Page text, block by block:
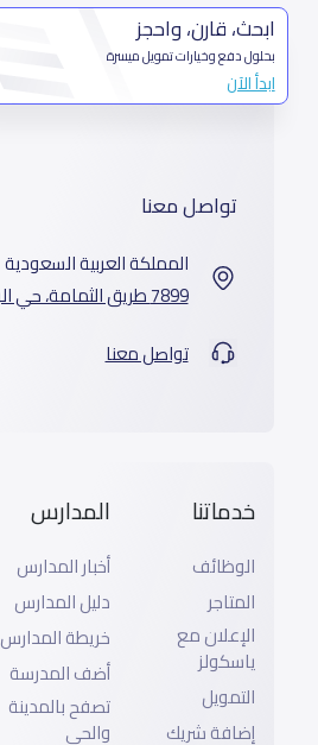
ابحث، قارن، واحجز
بحلول دفع وخيارات تمويل ميسرة
ابدأ الآن
تواصل معنا
المملكة العربية السعودية
7899 طريق الثمامة، حي الربيع، الرياض 11564
تواصل معنا
خدماتنا
الوظائف
المتاجر
الإعلان مع
ياسكولز
التمويل
إضافة شريك
المدارس
أخبار المدارس
دليل المدارس
خريطة المدارس
أضف المدرسة
تصفح بالمدينة
والحى